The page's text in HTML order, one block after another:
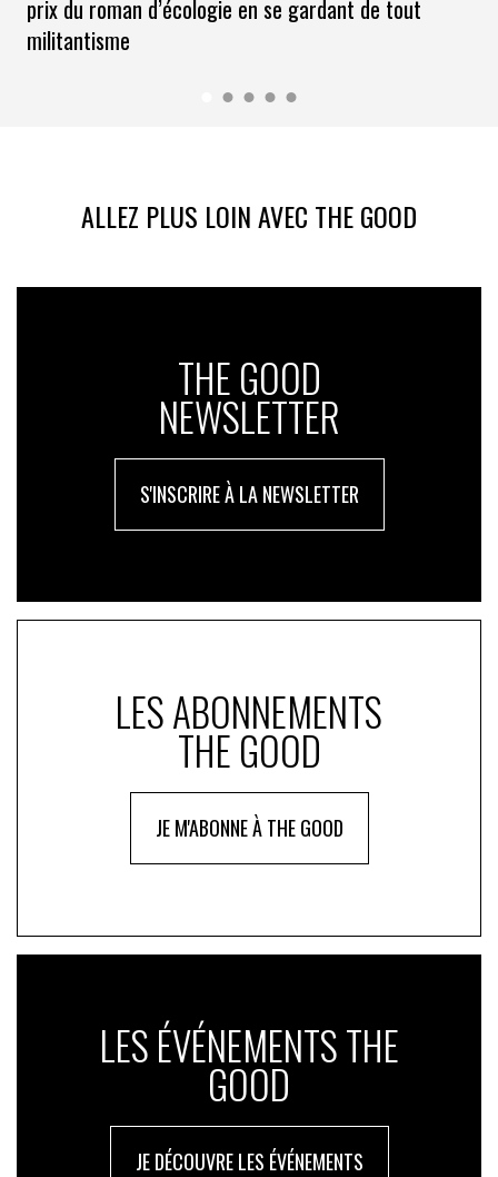
prix du roman d’écologie en se gardant de tout
militantisme
ALLEZ PLUS LOIN AVEC THE GOOD
THE GOOD
NEWSLETTER
S'INSCRIRE À LA NEWSLETTER
LES ABONNEMENTS
THE GOOD
JE M'ABONNE À THE GOOD
LES ÉVÉNEMENTS THE
GOOD
JE DÉCOUVRE LES ÉVÉNEMENTS